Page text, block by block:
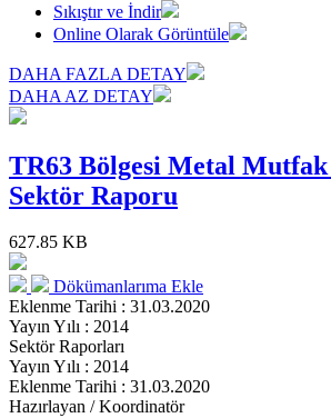
Sıkıştır ve İndir
Online Olarak Görüntüle
DAHA FAZLA DETAY
DAHA AZ DETAY
TR63 Bölgesi Metal Mutfak
Sektör Raporu
627.85 KB
Dökümanlarıma Ekle
Eklenme Tarihi : 31.03.2020
Yayın Yılı : 2014
Sektör Raporları
Yayın Yılı : 2014
Eklenme Tarihi : 31.03.2020
Hazırlayan / Koordinatör